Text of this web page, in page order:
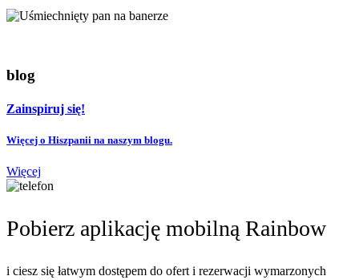
blog
Zainspiruj się!
Więcej o Hiszpanii na naszym blogu.
Więcej
Pobierz aplikację mobilną Rainbow
i ciesz się łatwym dostępem do ofert i rezerwacji wymarzonych